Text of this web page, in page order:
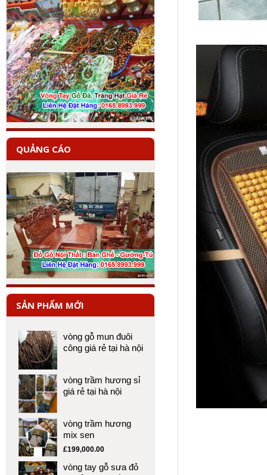
QUẢNG CÁO
SẢN PHẨM MỚI
vòng gỗ mun đuôi
công giá rẻ tại hà nội
vòng trầm hương sỉ
giá rẻ tại hà nội
vòng trầm hương
mix sen
£199,000.00
vòng tay gỗ sưa đỏ